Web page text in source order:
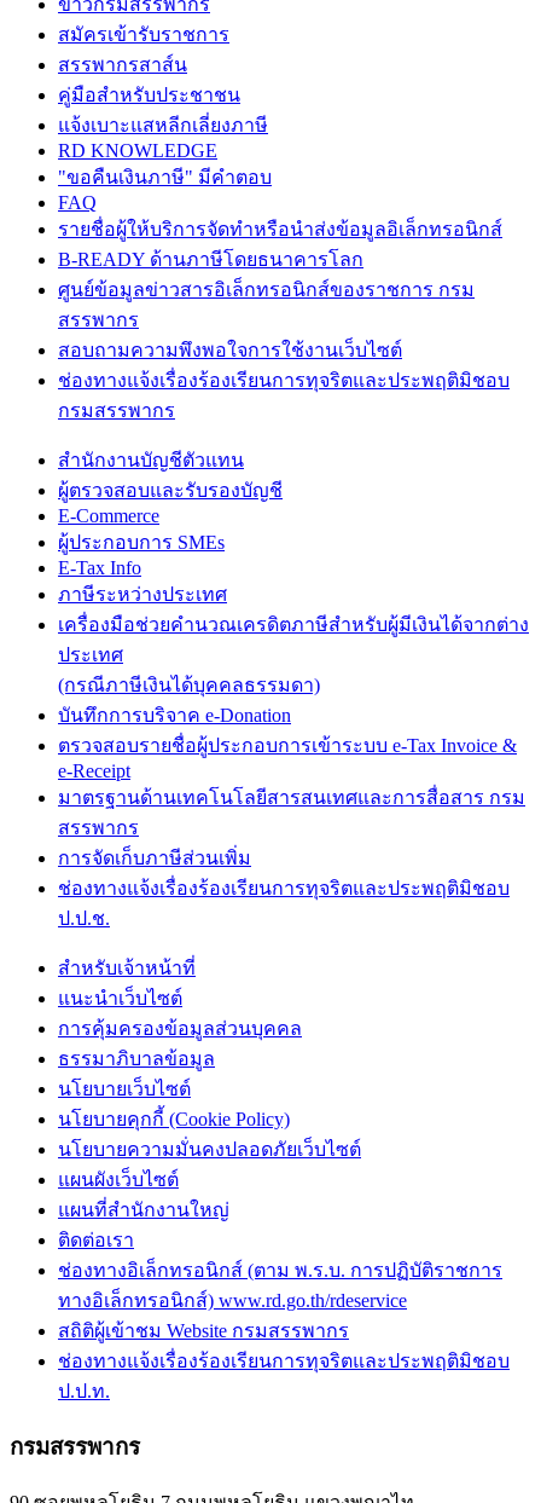
ข่าวกรมสรรพากร
สมัครเข้ารับราชการ
สรรพากรสาส์น
คู่มือสำหรับประชาชน
แจ้งเบาะแสหลีกเลี่ยงภาษี
RD KNOWLEDGE
"ขอคืนเงินภาษี" มีคำตอบ
FAQ
รายชื่อผู้ให้บริการจัดทำหรือนำส่งข้อมูลอิเล็กทรอนิกส์
B-READY ด้านภาษีโดยธนาคารโลก
ศูนย์ข้อมูลข่าวสารอิเล็กทรอนิกส์ของราชการ กรม
สรรพากร
สอบถามความพึงพอใจการใช้งานเว็บไซต์
ช่องทางแจ้งเรื่องร้องเรียนการทุจริตและประพฤติมิชอบ
กรมสรรพากร
สำนักงานบัญชีตัวแทน
ผู้ตรวจสอบและรับรองบัญชี
E-Commerce
ผู้ประกอบการ SMEs
E-Tax Info
ภาษีระหว่างประเทศ
เครื่องมือช่วยคำนวณเครดิตภาษีสำหรับผู้มีเงินได้จากต่าง
ประเทศ
(กรณีภาษีเงินได้บุคคลธรรมดา)
บันทึกการบริจาค e-Donation
ตรวจสอบรายชื่อผู้ประกอบการเข้าระบบ e-Tax Invoice &
e-Receipt
มาตรฐานด้านเทคโนโลยีสารสนเทศและการสื่อสาร กรม
สรรพากร
การจัดเก็บภาษีส่วนเพิ่ม
ช่องทางแจ้งเรื่องร้องเรียนการทุจริตและประพฤติมิชอบ
ป.ป.ช.
สำหรับเจ้าหน้าที่
แนะนำเว็บไซต์
การคุ้มครองข้อมูลส่วนบุคคล
ธรรมาภิบาลข้อมูล
นโยบายเว็บไซต์
นโยบายคุกกี้ (Cookie Policy)
นโยบายความมั่นคงปลอดภัยเว็บไซต์
แผนผังเว็บไซต์
แผนที่สำนักงานใหญ่
ติดต่อเรา
ช่องทางอิเล็กทรอนิกส์ (ตาม พ.ร.บ. การปฏิบัติราชการ
ทางอิเล็กทรอนิกส์) www.rd.go.th/rdeservice
สถิติผู้เข้าชม Website กรมสรรพากร
ช่องทางแจ้งเรื่องร้องเรียนการทุจริตและประพฤติมิชอบ
ป.ป.ท.
กรมสรรพากร